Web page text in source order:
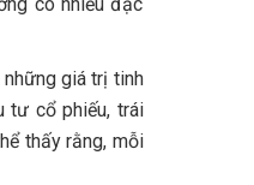
giá trị tinh
tư cổ phiếu, trái
thấy rằng, mỗi